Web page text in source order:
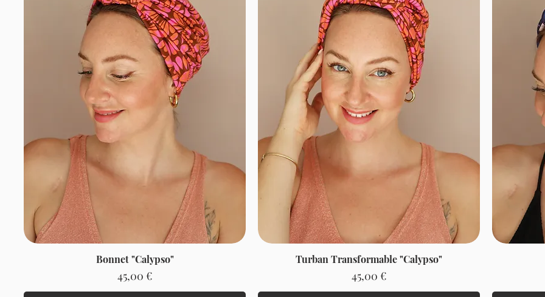
Bonnet "Calypso"
Prix
45,00 €
Turban Transformable "Calypso"
Prix
45,00 €